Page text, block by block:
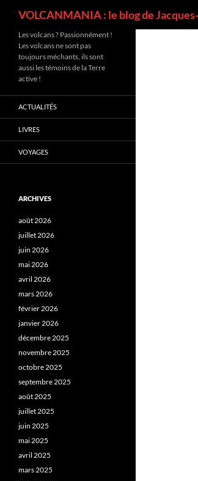
VOLCANMANIA : le blog de
Les volcans ? Passionnément !
Les volcans ne sont pas
toujours méchants, ils sont
aussi les témoins de la Terre
active !
ACTUALITÉS
LIVRES
VOYAGES
ARCHIVES
août 2026
juillet 2026
juin 2026
mai 2026
avril 2026
mars 2026
février 2026
janvier 2026
décembre 2025
novembre 2025
octobre 2025
septembre 2025
août 2025
juillet 2025
juin 2025
mai 2025
avril 2025
mars 2025